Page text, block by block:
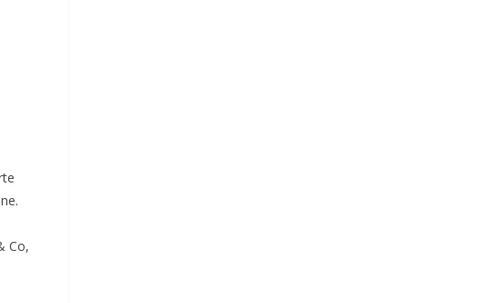
Co,